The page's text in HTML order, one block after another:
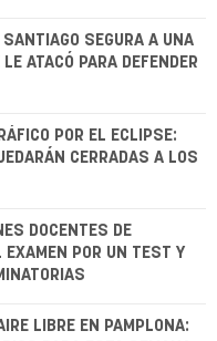
SEGURA A UNA
ATACÓ PARA DEFENDER
POR EL ECLIPSE:
CERRADAS A LOS
DOCENTES DE
EXAMEN POR UN TEST Y
LIBRE EN PAMPLONA: